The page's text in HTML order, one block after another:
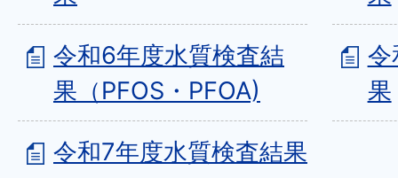
令和6年度水質検査結
果（PFOS・PFOA)
令
果
令和7年度水質検査結果